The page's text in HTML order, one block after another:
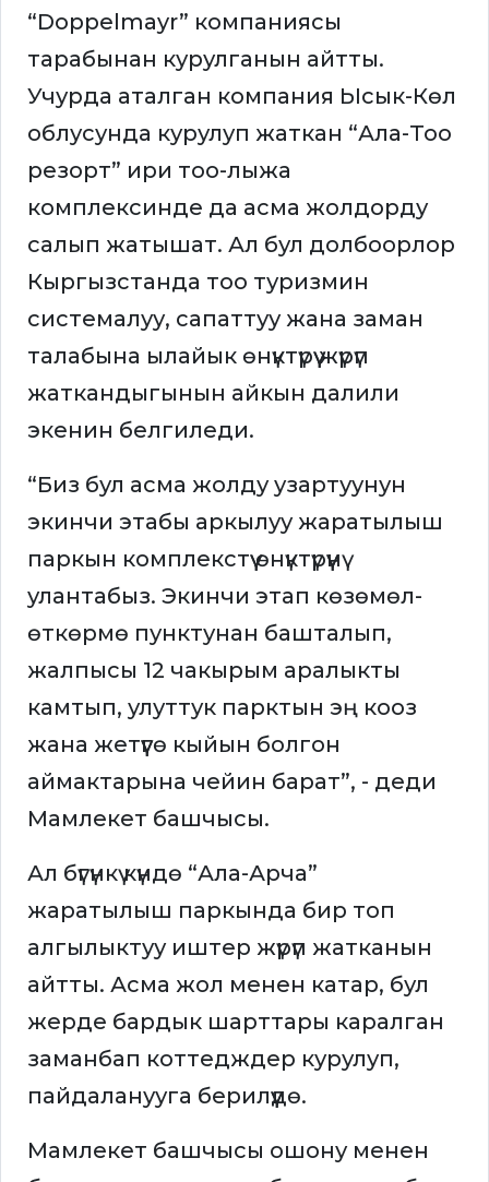
“Doppelmayr” компаниясы
тарабынан курулганын айтты.
Учурда аталган компания Ысык-Көл
облусунда курулуп жаткан “Ала-Тоо
резорт” ири тоо-лыжа
комплексинде да асма жолдорду
салып жатышат. Ал бул долбоорлор
Кыргызстанда тоо туризмин
системалуу, сапаттуу жана заман
талабына ылайык өнүктүрүү жүрүп
жаткандыгынын айкын далили
экенин белгиледи.
“Биз бул асма жолду узартуунун
экинчи этабы аркылуу жаратылыш
паркын комплекстүү өнүктүрүүнү
улантабыз. Экинчи этап көзөмөл-
өткөрмө пунктунан башталып,
жалпысы 12 чакырым аралыкты
камтып, улуттук парктын эң кооз
жана жетүүгө кыйын болгон
аймактарына чейин барат”, - деди
Мамлекет башчысы.
Ал бүгүнкү күндө “Ала-Арча”
жаратылыш паркында бир топ
алгылыктуу иштер жүрүп жатканын
айтты. Асма жол менен катар, бул
жерде бардык шарттары каралган
заманбап коттедждер курулуп,
пайдаланууга берилүүдө.
Мамлекет башчысы ошону менен